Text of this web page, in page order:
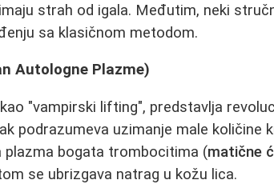
strah od igala. Međutim, neki
sa klasičnom metodom.
Autologne Plazme)
"vampirski lifting", predstavlja
podrazumeva uzimanje male količine
plazma bogata trombocitima (matične
se ubrizgava natrag u kožu lica.